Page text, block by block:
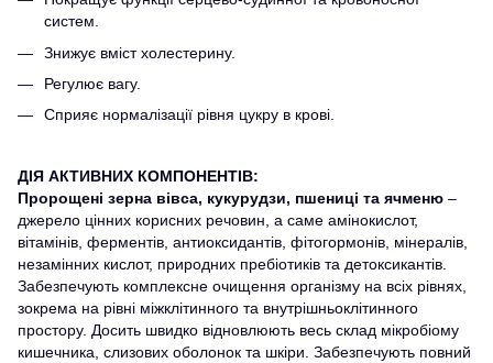
систем.
Знижує вміст холестерину.
Регулює вагу.
Сприяє нормалізації рівня цукру в крові.
ДІЯ АКТИВНИХ КОМПОНЕНТІВ:
Пророщені зерна вівса, кукурудзи, пшениці та ячменю –
джерело цінних корисних речовин, а саме амінокислот,
вітамінів, ферментів, антиоксидантів, фітогормонів, мінералів,
незамінних кислот, природних пребіотиків та детоксикантів.
Забезпечують комплексне очищення організму на всіх рівнях,
зокрема на рівні міжклітинного та внутрішньоклітинного
простору. Досить швидко відновлюють весь склад мікробіому
кишечника, слизових оболонок та шкіри. Забезпечують повний